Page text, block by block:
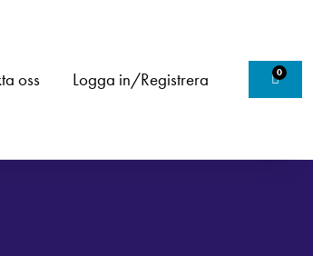
oss Logga in/Registrera 0